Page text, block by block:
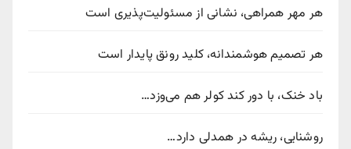
هر مهر همراهی، نشانی از مسئولیت‌پذیری است
هر تصمیم هوشمندانه، کلید رونق پایدار است
باد خنک، با دور کند کولر هم می‌وزد…
روشنایی، ریشه در همدلی دارد…